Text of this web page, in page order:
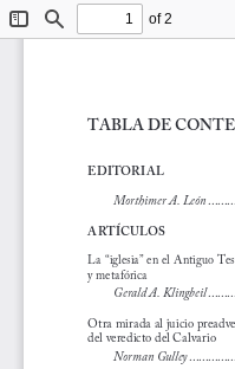
ToggleFind
of 2
TABLA DE
EDITORIAL
Morthimer A. León
ARTÍCULOS
La “iglesia” en el Antiguo
y metafórica
Gerald A. Klingbeil
Otra mirada al juicio
del veredicto del Calvario
Norman Gulley